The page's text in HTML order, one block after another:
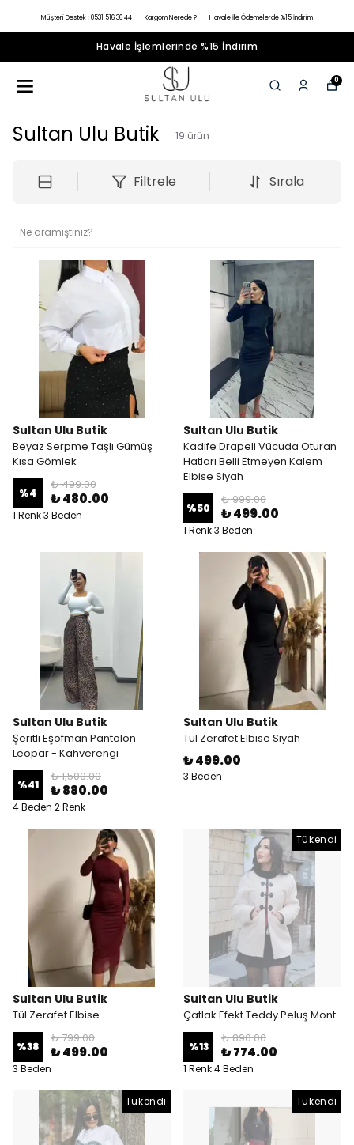
Müşteri Destek : 0531 516 36 44 Kargom Nerede ? Havale İle Ödemelerde %15 İndirim
Havale İşlemlerinde %15 İndirim
0
Sultan Ulu Butik 19 ürün
Filtrele Sırala
Sultan Ulu Butik
Beyaz Serpme Taşlı Gümüş
Kısa Gömlek
%4
₺ 499.00
₺ 480.00
1 Renk 3 Beden
Sultan Ulu Butik
Kadife Drapeli Vücuda Oturan
Hatları Belli Etmeyen Kalem
Elbise Siyah
%50
₺ 999.00
₺ 499.00
1 Renk 3 Beden
Sultan Ulu Butik
Şeritli Eşofman Pantolon
Leopar - Kahverengi
%41
₺ 1,500.00
₺ 880.00
4 Beden 2 Renk
Sultan Ulu Butik
Tül Zerafet Elbise Siyah
₺ 499.00
3 Beden
Sultan Ulu Butik
Tül Zerafet Elbise
%38
₺ 799.00
₺ 499.00
3 Beden
Tükendi
Sultan Ulu Butik
Çatlak Efekt Teddy Peluş Mont
%13
₺ 890.00
₺ 774.00
1 Renk 4 Beden
Tükendi Tükendi